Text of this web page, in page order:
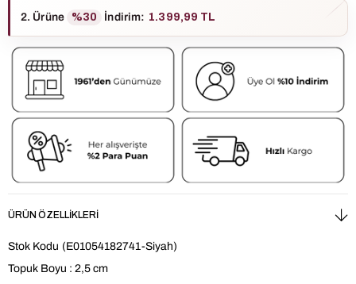
2. Ürüne %30 İndirim: 1.399,99 TL
ÜRÜN ÖZELLIKLERI
Stok Kodu (E01054182741-Siyah)
Topuk Boyu : 2,5 cm